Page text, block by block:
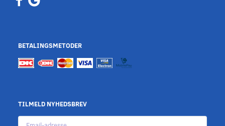
BETALINGSMETODER
TILMELD NYHEDSBREV
Email-